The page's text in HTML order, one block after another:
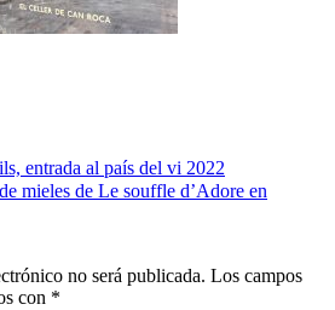
entrada al país del vi 2022
mieles de Le souffle d’Adore en
no será publicada. Los campos
con *